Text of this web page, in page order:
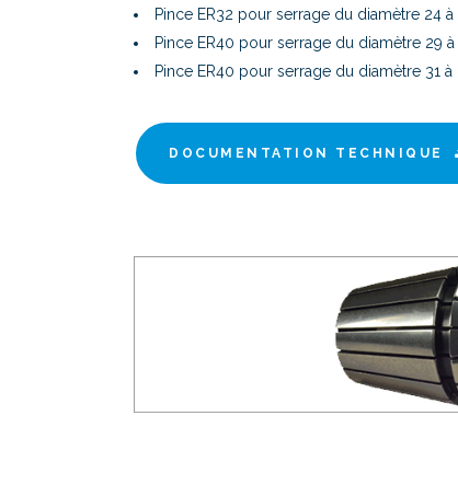
Pince ER32 pour serrage du diamètre 24 à
Pince ER40 pour serrage du diamètre 29
Pince ER40 pour serrage du diamètre 31 à
DOCUMENTATION TECHNIQUE